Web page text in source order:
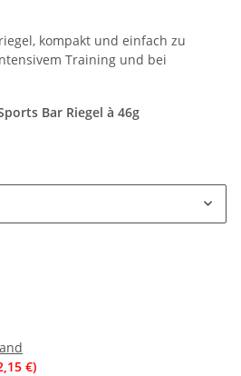
kompakt und einfach zu
Training und bei
Bar Riegel à 46g
€)